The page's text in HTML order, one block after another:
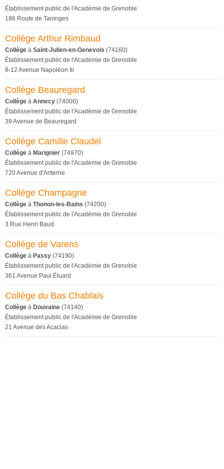
Établissement public de l'Académie de Grenoble
186 Route de Taninges
Collège Arthur Rimbaud
Collège à Saint-Julien-en-Genevois (74160)
Établissement public de l'Académie de Grenoble
8-12 Avenue Napoléon Iii
Collège Beauregard
Collège à Annecy (74000)
Établissement public de l'Académie de Grenoble
39 Avenue de Beauregard
Collège Camille Claudel
Collège à Marignier (74970)
Établissement public de l'Académie de Grenoble
720 Avenue d'Anterne
Collège Champagne
Collège à Thonon-les-Bains (74200)
Établissement public de l'Académie de Grenoble
3 Rue Henri Baud
Collège de Varens
Collège à Passy (74190)
Établissement public de l'Académie de Grenoble
361 Avenue Paul Éluard
Collège du Bas Chablais
Collège à Douvaine (74140)
Établissement public de l'Académie de Grenoble
21 Avenue des Acacias